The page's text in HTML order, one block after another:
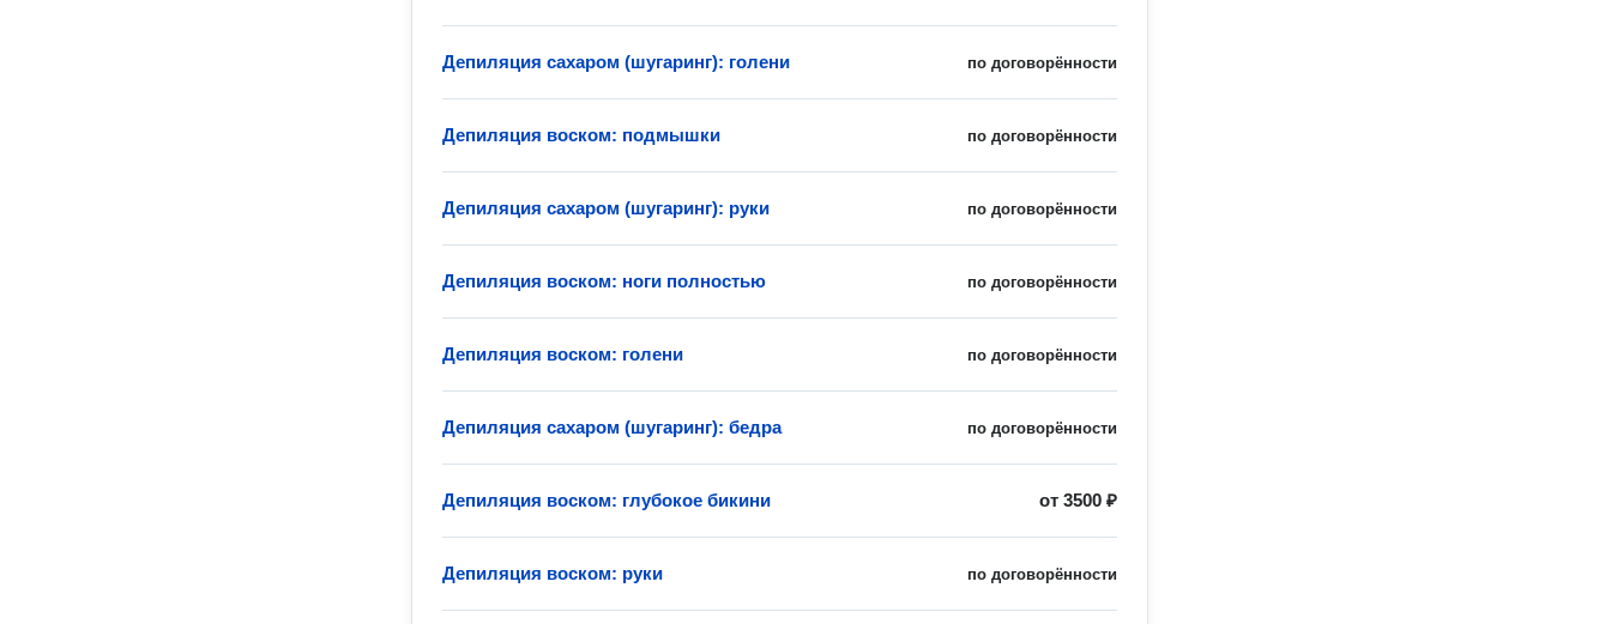
по договорённости
Депиляция сахаром (шугаринг): голени
по договорённости
Депиляция воском: подмышки
по договорённости
Депиляция сахаром (шугаринг): руки
по договорённости
Депиляция воском: ноги полностью
по договорённости
Депиляция воском: голени
по договорённости
Депиляция сахаром (шугаринг): бедра
от3500 ₽
Депиляция воском: глубокое бикини
по договорённости
Депиляция воском: руки